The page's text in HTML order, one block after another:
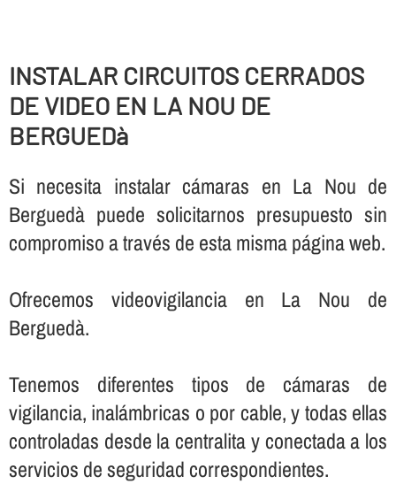
INSTALAR CIRCUITOS CERRADOS
DE VIDEO EN LA NOU DE
BERGUEDà
Si necesita instalar cámaras en La Nou de
Berguedà puede solicitarnos presupuesto sin
compromiso a través de esta misma página web.
Ofrecemos videovigilancia en La Nou de
Berguedà.
Tenemos diferentes tipos de cámaras de
vigilancia, inalámbricas o por cable, y todas ellas
controladas desde la centralita y conectada a los
servicios de seguridad correspondientes.